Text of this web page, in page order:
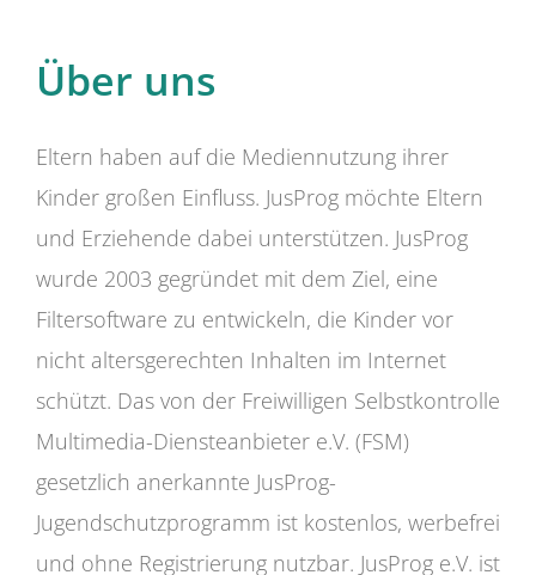
Über uns
Eltern haben auf die Mediennutzung ihrer
Kinder großen Einfluss. JusProg möchte Eltern
und Erziehende dabei unterstützen. JusProg
wurde 2003 gegründet mit dem Ziel, eine
Filtersoftware zu entwickeln, die Kinder vor
nicht altersgerechten Inhalten im Internet
schützt. Das von der Freiwilligen Selbstkontrolle
Multimedia-Diensteanbieter e.V. (FSM)
gesetzlich anerkannte JusProg-
Jugendschutzprogramm ist kostenlos, werbefrei
und ohne Registrierung nutzbar. JusProg e.V. ist